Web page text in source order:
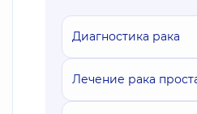
Диагностика рака
Лечение рака